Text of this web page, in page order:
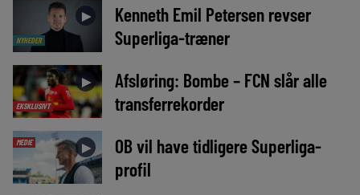
NYHEDER
►
Kenneth Emil Petersen revser
Superliga-træner
EKSKLUSIVT
►
Afsløring: Bombe – FCN slår alle
transferrekorder
MEDIE ►
OB vil have tidligere Superliga-
profil